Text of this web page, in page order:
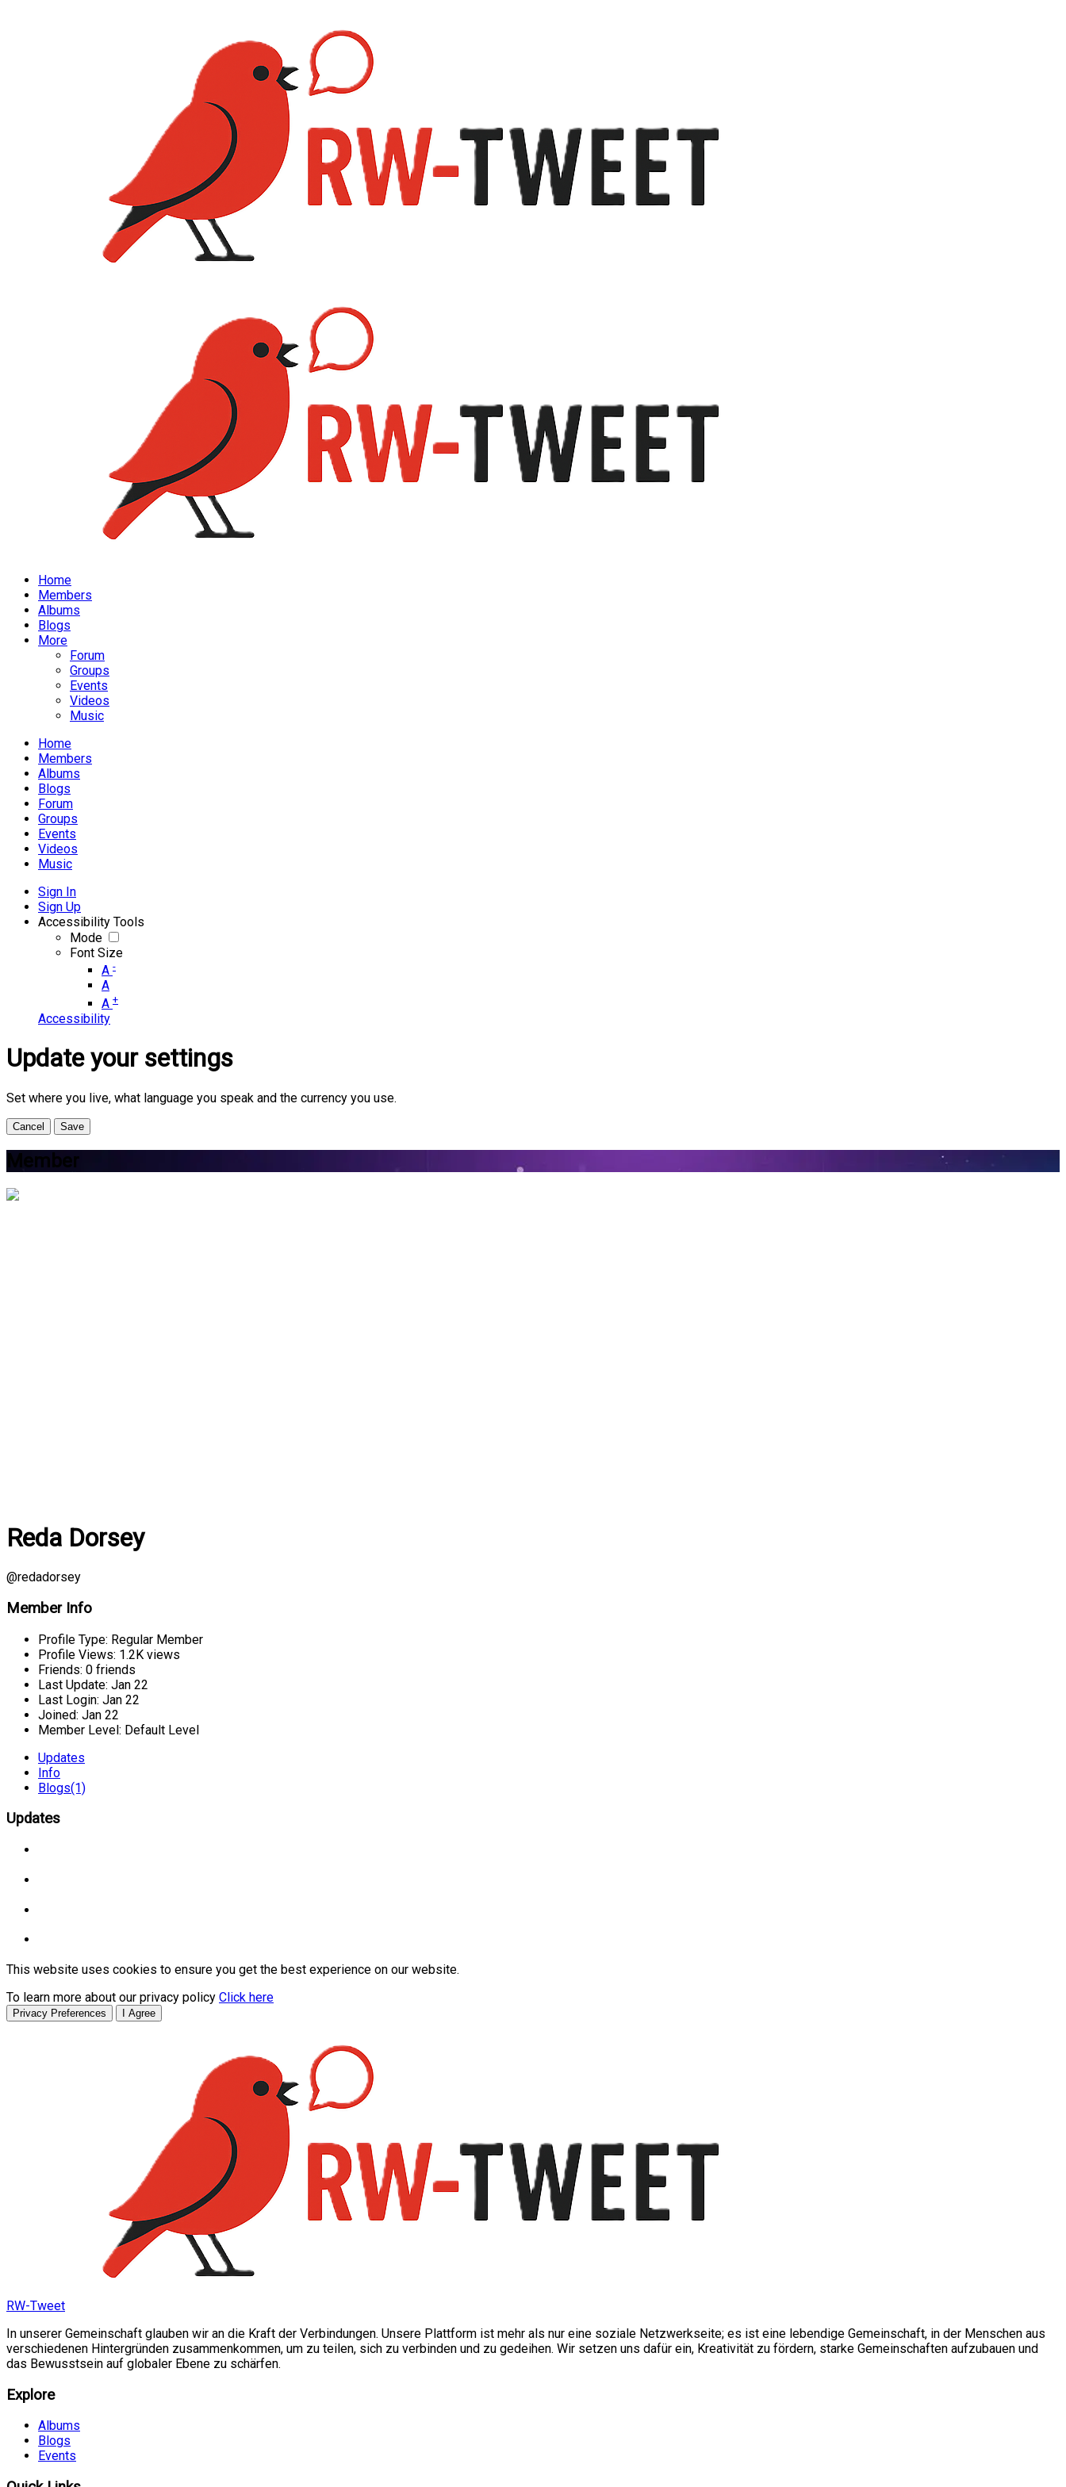
Home
Members
Albums
Blogs
More
Forum
Groups
Events
Videos
Music
Home
Members
Albums
Blogs
Forum
Groups
Events
Videos
Music
Sign In
Sign Up
Accessibility Tools
Mode
Font Size
A -
A
A +
Accessibility
Update your settings
Set where you live, what language you speak and the currency you use.
Cancel Save
Member
Reda Dorsey
@redadorsey
Member Info
Profile Type: Regular Member
Profile Views: 1.2K views
Friends: 0 friends
Last Update: Jan 22
Last Login: Jan 22
Joined: Jan 22
Member Level: Default Level
Updates
Info
Blogs(1)
Updates
This website uses cookies to ensure you get the best experience on our website.
To learn more about our privacy policy Click here
Privacy Preferences I Agree
RW-Tweet
In unserer Gemeinschaft glauben wir an die Kraft der Verbindungen. Unsere Plattform ist mehr als nur eine soziale Netzwerkseite; es ist eine lebendige Gemeinschaft, in der Menschen aus
verschiedenen Hintergründen zusammenkommen, um zu teilen, sich zu verbinden und zu gedeihen. Wir setzen uns dafür ein, Kreativität zu fördern, starke Gemeinschaften aufzubauen und
das Bewusstsein auf globaler Ebene zu schärfen.
Explore
Albums
Blogs
Events